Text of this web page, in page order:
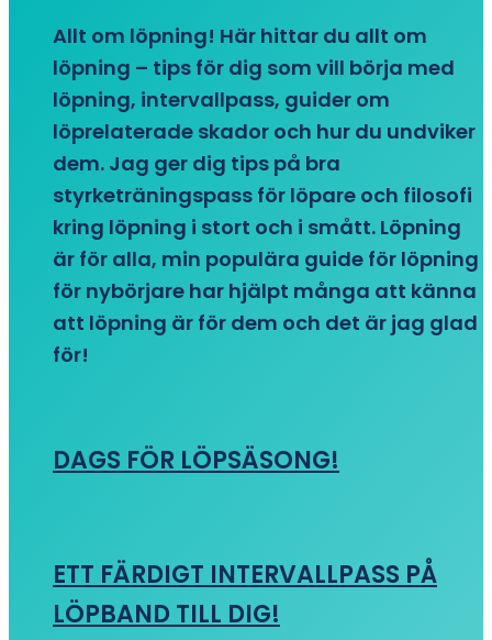
Allt om löpning! Här hittar du allt om
löpning – tips för dig som vill börja med
löpning, intervallpass, guider om
löprelaterade skador och hur du undviker
dem. Jag ger dig tips på bra
styrketräningspass för löpare och filosofi
kring löpning i stort och i smått. Löpning
är för alla, min populära guide för löpning
för nybörjare har hjälpt många att känna
att löpning är för dem och det är jag glad
för!
DAGS FÖR LÖPSÄSONG!
ETT FÄRDIGT INTERVALLPASS PÅ
LÖPBAND TILL DIG!